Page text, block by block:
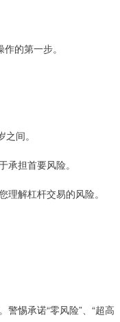
的第一步。
间。
担首要风险。
解杠杆交易的风险。
惕承诺“零风险”、“超高